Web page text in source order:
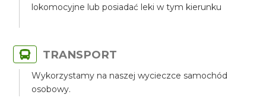
lokomocyjne lub posiadać leki w tym kierunku
TRANSPORT
Wykorzystamy na naszej wycieczce samochód
osobowy.